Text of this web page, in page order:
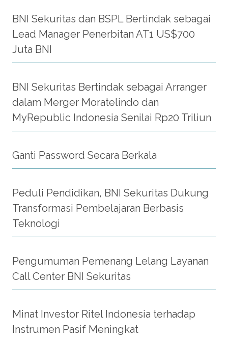
BNI Sekuritas dan BSPL Bertindak sebagai
Lead Manager Penerbitan AT1 US$700
Juta BNI
BNI Sekuritas Bertindak sebagai Arranger
dalam Merger Moratelindo dan
MyRepublic Indonesia Senilai Rp20 Triliun
Ganti Password Secara Berkala
Peduli Pendidikan, BNI Sekuritas Dukung
Transformasi Pembelajaran Berbasis
Teknologi
Pengumuman Pemenang Lelang Layanan
Call Center BNI Sekuritas
Minat Investor Ritel Indonesia terhadap
Instrumen Pasif Meningkat